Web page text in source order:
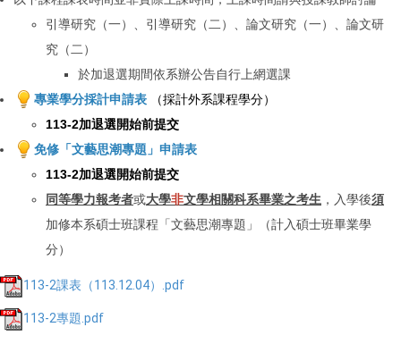
引導研究（一）、引導研究（二）、論文研究（一）、論文研
究（二）
於加退選期間依系辦公告自行上網選課
專業學分採計申請表 （採計外系課程學分）
113-2加退選開始前提交
免修「文藝思潮專題」申請表
113-2加退選開始前提交
同等學力報考者或大學非文學相關科系畢業之考生 ，入學後須
加修本系碩士班課程「文藝思潮專題」（計入碩士班畢業學
分）
113-2課表（113.12.04）.pdf
113-2專題.pdf